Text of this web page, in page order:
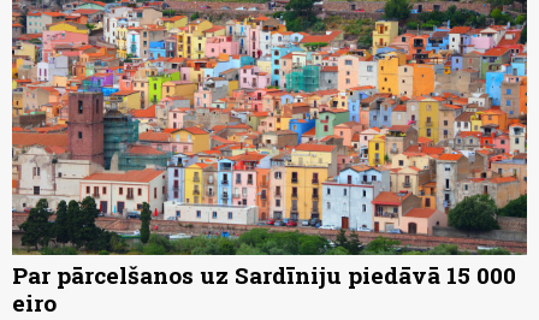
Par pārcelšanos uz Sardīniju piedāvā 15 000
eiro